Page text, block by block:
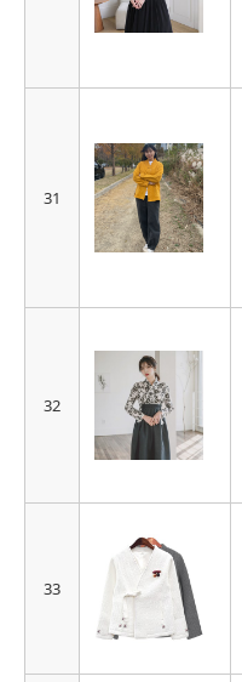
31
32
33